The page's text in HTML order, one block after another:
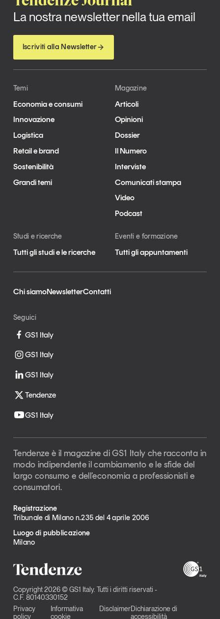
La nostra newsletter nella tua email
Iscriviti alla Newsletter
Temi
Economia e consumi
Innovazione
Logistica
Retail e brand
Sostenibilità
Grandi temi
Magazine
Articoli
Opinioni
Dossier
Il Numero
Interviste
Comunicati stampa
Video
Podcast
Studi e ricerche
Tutti gli studi e le ricerche
Eventi e formazione
Tutti gli appuntamenti
Chi siamoNewsletterContatti
Seguici
GS1 Italy
GS1 Italy
GS1 Italy
Tendenze
GS1 Italy
Tendenze è il magazine di GS1 Italy che racconta in
modo indipendente il cambiamento e le sfide del
largo consumo e dell’economia a professionisti e
consumatori.
Registrazione
Tribunale di Milano n.235 del 4 aprile 2006
Luogo di pubblicazione
Milano
Copyright 2026 © GS1 Italy. Tutti i diritti riservati -
C.F. 80140330152
Privacy
policy
Informativa
cookie
DisclaimerDichiarazione di
accessibilità